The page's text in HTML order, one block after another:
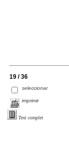
19 / 36
seleccionar
imprimir
Text complet